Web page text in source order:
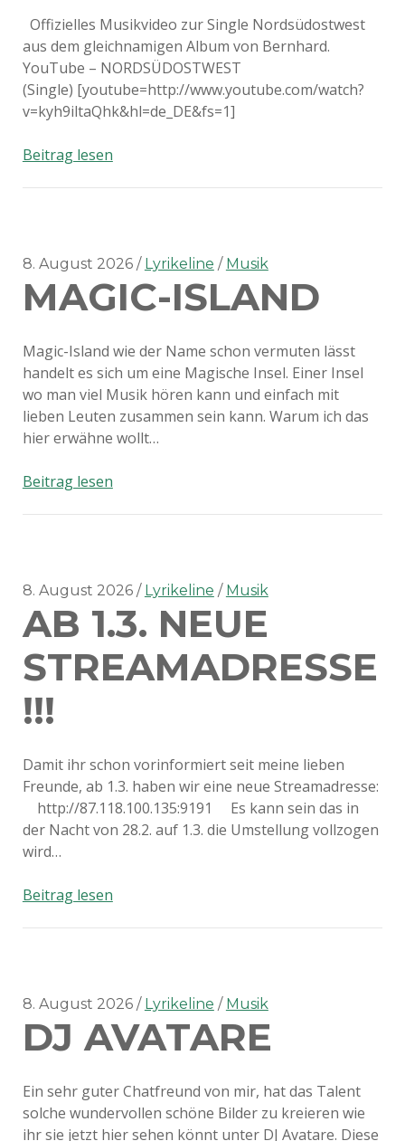
Offizielles Musikvideo zur Single Nordsüdostwest
aus dem gleichnamigen Album von Bernhard.
YouTube – NORDSÜDOSTWEST
(Single) [youtube=http://www.youtube.com/watch?
v=kyh9iltaQhk&hl=de_DE&fs=1]
Beitrag lesenSprechen
(Single)
8. August 2026 Lyrikeline Musik
MAGIC-ISLAND
Magic-Island wie der Name schon vermuten lässt
handelt es sich um eine Magische Insel. Einer Insel
wo man viel Musik hören kann und einfach mit
lieben Leuten zusammen sein kann. Warum ich das
hier erwähne wollt…
Beitrag lesenMagic-
8. August 2026 Lyrikeline Musik
AB 1.3. NEUE
STREAMADRESSE
!!!
Damit ihr schon vorinformiert seit meine lieben
Freunde, ab 1.3. haben wir eine neue Streamadresse:
http://87.118.100.135:9191 Es kann sein das in
der Nacht von 28.2. auf 1.3. die Umstellung vollzogen
wird…
Beitrag lesenAb
8. August 2026 Lyrikeline Musik
DJ AVATARE
Ein sehr guter Chatfreund von mir, hat das Talent
solche wundervollen schöne Bilder zu kreieren wie
ihr sie jetzt hier sehen könnt unter DJ Avatare. Diese